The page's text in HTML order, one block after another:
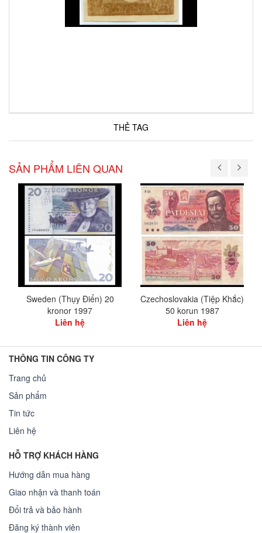
THẺ TAG
SẢN PHẨM LIÊN QUAN
Sweden (Thụy Điển) 20
kronor 1997
Liên hệ
Czechoslovakia (Tiệp Khắc)
50 korun 1987
Liên hệ
THÔNG TIN CÔNG TY
Trang chủ
Sản phẩm
Tin tức
Liên hệ
HỖ TRỢ KHÁCH HÀNG
Hướng dẫn mua hàng
Giao nhận và thanh toán
Đổi trả và bảo hành
Đăng ký thành viên